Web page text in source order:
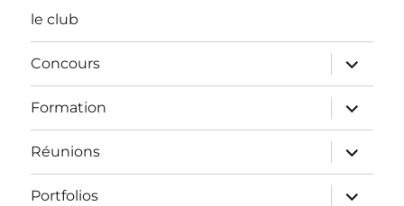
le club
Concours
ouvrir
le
sous-
menu
Formation
ouvrir
le
sous-
menu
Réunions
ouvrir
le
sous-
menu
Portfolios
ouvrir